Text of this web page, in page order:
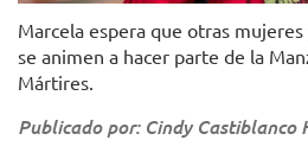
Marcela espera que otras
se animen a hacer parte de la
Mártires.
Publicado por: Cindy Castiblanco